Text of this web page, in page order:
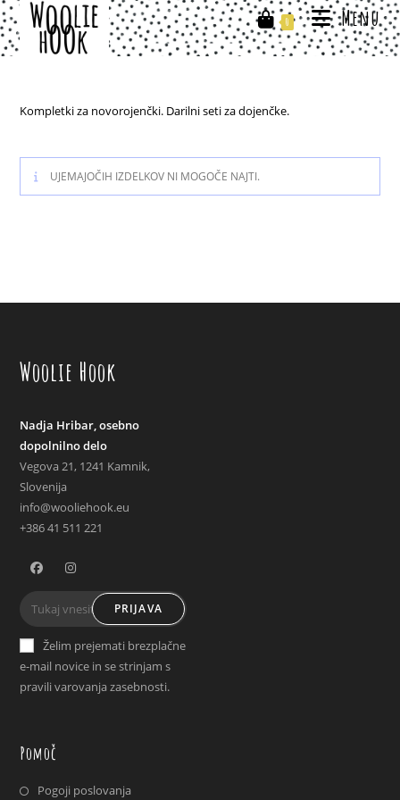
Skip
to
content
0 Menu
Kompletki za novorojenčki. Darilni seti za dojenčke.
UJEMAJOČIH IZDELKOV NI MOGOČE NAJTI.
Woolie Hook
Nadja Hribar, osebno
dopolnilno delo
Vegova 21, 1241 Kamnik,
Slovenija
info@wooliehook.eu
+386 41 511 221
in
new
in
new
PRIJAVA
Želim prejemati brezplačne
e-mail novice in se strinjam s
pravili varovanja zasebnosti.
Pomoč
Pogoji poslovanja